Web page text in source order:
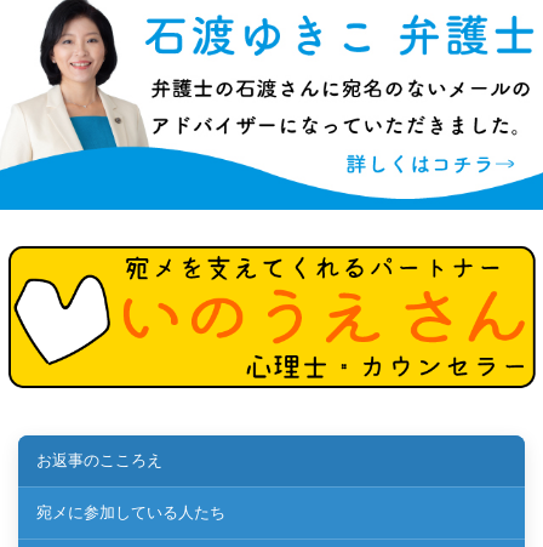
お返事のこころえ
宛メに参加している人たち